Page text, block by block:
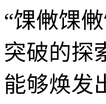
“馃敒馃
突破的探
能够焕发